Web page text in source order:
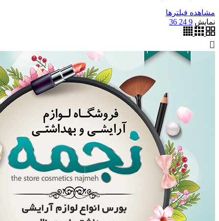
مشاهده فیلترها
نمایش 9
24
36